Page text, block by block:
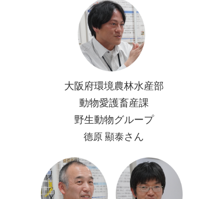
大阪府環境農林水産部
動物愛護畜産課
野生動物グループ
德原 顯泰さん